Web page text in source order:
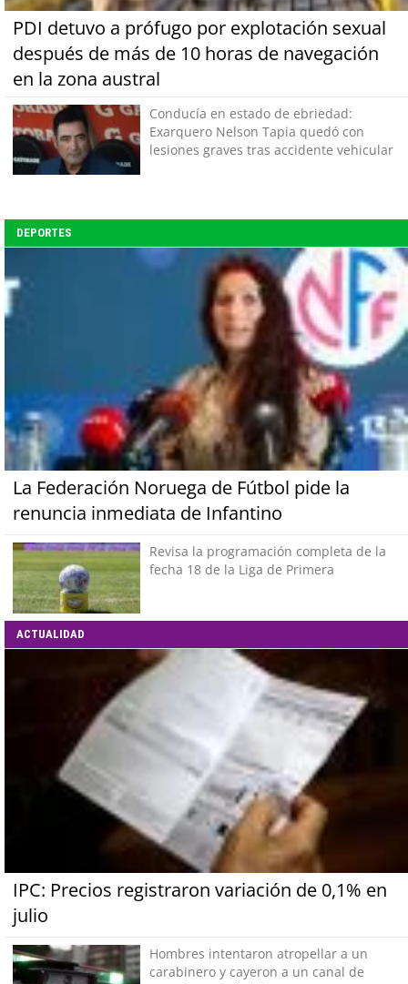
PDI detuvo a prófugo por explotación sexual
después de más de 10 horas de navegación
en la zona austral
Conducía en estado de ebriedad:
Exarquero Nelson Tapia quedó con
lesiones graves tras accidente vehicular
DEPORTES
La Federación Noruega de Fútbol pide la
renuncia inmediata de Infantino
Revisa la programación completa de la
fecha 18 de la Liga de Primera
ACTUALIDAD
IPC: Precios registraron variación de 0,1% en
julio
Hombres intentaron atropellar a un
carabinero y cayeron a un canal de